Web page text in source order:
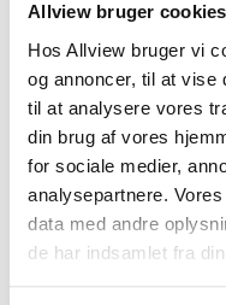
Allview bruger cookies
Hos Allview bruger vi
og annoncer, til at vise
til at analysere vores
din brug af vores
for sociale medier,
analysepartnere.
data med andre
de har indsamlet fra